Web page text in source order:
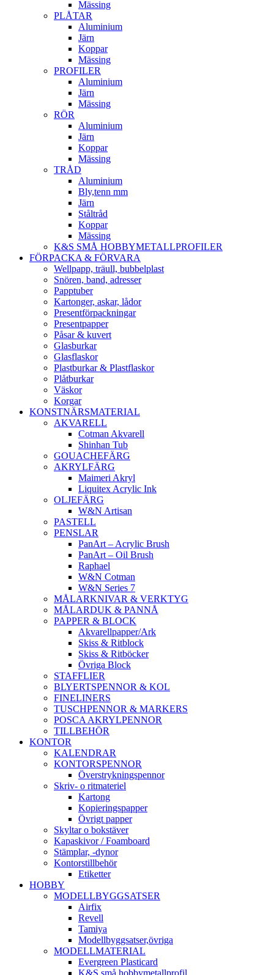
Mässing
PLÅTAR
Aluminium
Järn
Koppar
Mässing
PROFILER
Aluminium
Järn
Mässing
RÖR
Aluminium
Järn
Koppar
Mässing
TRÅD
Aluminium
Bly,tenn mm
Järn
Ståltråd
Koppar
Mässing
K&S SMÅ HOBBYMETALLPROFILER
FÖRPACKA & FÖRVARA
Wellpapp, träull, bubbelplast
Snören, band, adresser
Papptuber
Kartonger, askar, lådor
Presentförpackningar
Presentpapper
Påsar & kuvert
Glasburkar
Glasflaskor
Plastburkar & Plastflaskor
Plåtburkar
Väskor
Korgar
KONSTNÄRSMATERIAL
AKVARELL
Cotman Akvarell
Shinhan Tub
GOUACHEFÄRG
AKRYLFÄRG
Maimeri Akryl
Liquitex Acrylic Ink
OLJEFÄRG
W&N Artisan
PASTELL
PENSLAR
PanArt – Acrylic Brush
PanArt – Oil Brush
Raphael
W&N Cotman
W&N Series 7
MÅLARKNIVAR & VERKTYG
MÅLARDUK & PANNÅ
PAPPER & BLOCK
Akvarellpapper/Ark
Skiss & Ritblock
Skiss & Ritböcker
Övriga Block
STAFFLIER
BLYERTSPENNOR & KOL
FINELINERS
TUSCHPENNOR & MARKERS
POSCA AKRYLPENNOR
TILLBEHÖR
KONTOR
KALENDRAR
KONTORSPENNOR
Överstrykningspennor
Skriv- o ritmateriel
Kartong
Kopieringspapper
Övrigt papper
Skyltar o bokstäver
Kapaskivor / Foamboard
Stämplar, -dynor
Kontorstillbehör
Etiketter
HOBBY
MODELLBYGGSATSER
Airfix
Revell
Tamiya
Modellbyggsatser,övriga
MODELLMATERIAL
Evergreen Plasticard
K&S små hobbymetallprofil